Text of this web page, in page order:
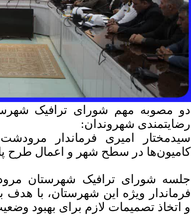
دو مصوبه مهم شورای ترافیک
رضایتمندی شهروندان:
سیدمختار امیری فرماندار
کامیون‌ها در سطح شهر و اعمال طرح
جلسه شورای ترافیک شهرستان
فرماندار ویژه این شهرستان، با
و اتخاذ تصمیمات لازم برای بهبود